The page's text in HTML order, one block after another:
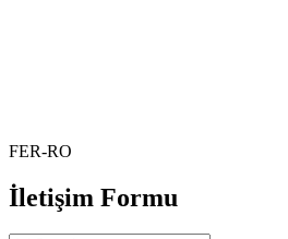
FER-RO
İletişim Formu